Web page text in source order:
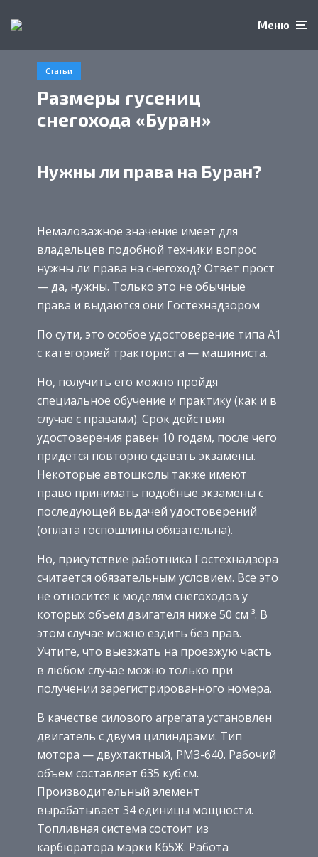
Меню
Статьи
Размеры гусениц
снегохода «Буран»
Нужны ли права на Буран?
Немаловажное значение имеет для
владельцев подобной техники вопрос
нужны ли права на снегоход? Ответ прост
— да, нужны. Только это не обычные
права и выдаются они Гостехнадзором
По сути, это особое удостоверение типа А1
с категорией тракториста — машиниста.
Но, получить его можно пройдя
специальное обучение и практику (как и в
случае с правами). Срок действия
удостоверения равен 10 годам, после чего
придется повторно сдавать экзамены.
Некоторые автошколы также имеют
право принимать подобные экзамены с
последующей выдачей удостоверений
(оплата госпошлины обязательна).
Но, присутствие работника Гостехнадзора
считается обязательным условием. Все это
не относится к моделям снегоходов у
которых объем двигателя ниже 50 см ³. В
этом случае можно ездить без прав.
Учтите, что выезжать на проезжую часть
в любом случае можно только при
получении зарегистрированного номера.
В качестве силового агрегата установлен
двигатель с двумя цилиндрами. Тип
мотора — двухтактный, РМЗ-640. Рабочий
объем составляет 635 куб.см.
Производительный элемент
вырабатывает 34 единицы мощности.
Топливная система состоит из
карбюратора марки К65Ж. Работа